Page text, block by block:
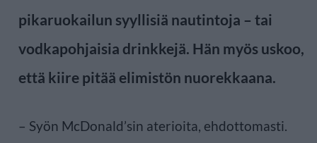
pikaruokailun syyllisiä nautintoja – tai
vodkapohjaisia drinkkejä. Hän myös uskoo,
että kiire pitää elimistön nuorekkaana.
– Syön McDonald’sin aterioita, ehdottomasti.